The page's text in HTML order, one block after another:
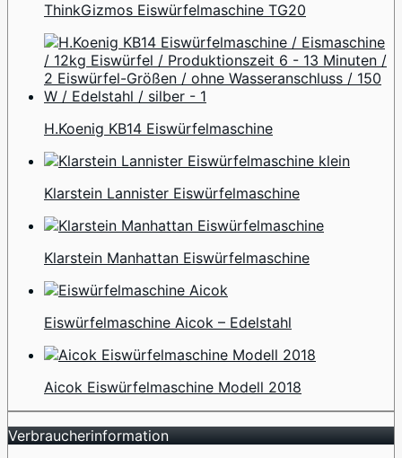
ThinkGizmos Eiswürfelmaschine TG20
H.Koenig KB14 Eiswürfelmaschine
Klarstein Lannister Eiswürfelmaschine
Klarstein Manhattan Eiswürfelmaschine
Eiswürfelmaschine Aicok – Edelstahl
Aicok Eiswürfelmaschine Modell 2018
Verbraucherinformation